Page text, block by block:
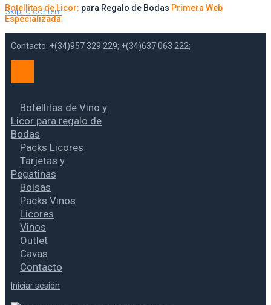
Skip to content
Botellitas de Licor: para Regalo de Bodas Primera Web
Especializada
Contacto: +(34)957 329 229; +(34)637 063 222;
Botellitas de Vino y
Licor para regalo de
Bodas
Packs Licores
Tarjetas y
Pegatinas
Bolsas
Packs Vinos
Licores
Vinos
Outlet
Cavas
Contacto
Iniciar sesión